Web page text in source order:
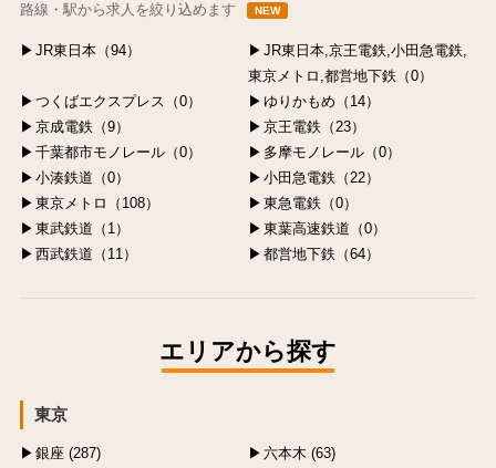
路線・駅から求人を絞り込めます NEW
JR東日本（94）
JR東日本,京王電鉄,小田急電鉄,
東京メトロ,都営地下鉄（0）
つくばエクスプレス（0）
ゆりかもめ（14）
京成電鉄（9）
京王電鉄（23）
千葉都市モノレール（0）
多摩モノレール（0）
小湊鉄道（0）
小田急電鉄（22）
東京メトロ（108）
東急電鉄（0）
東武鉄道（1）
東葉高速鉄道（0）
西武鉄道（11）
都営地下鉄（64）
エリアから探す
東京
銀座 (287)
六本木 (63)